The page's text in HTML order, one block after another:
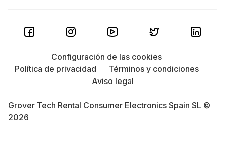
Grover Tech Rental Consumer Electronics Spain SL ©
2026
Configuración de las cookies
Política de privacidad
Términos y condiciones
Aviso legal